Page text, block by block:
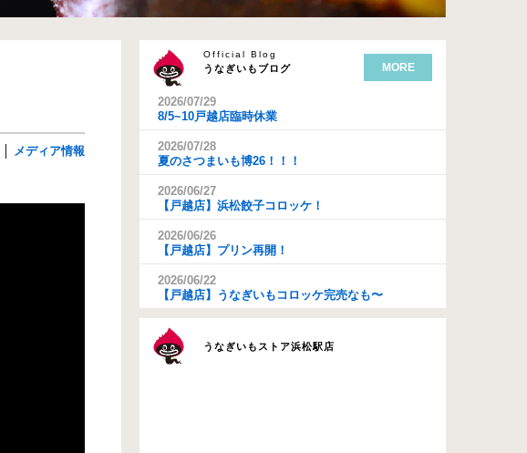
メディア情報
うなぎいもブログ
Official Blog
MORE
2026/07/29
8/5~10戸越店臨時休業
2026/07/28
夏のさつまいも博26！！！
2026/06/27
【戸越店】浜松餃子コロッケ！
2026/06/26
【戸越店】プリン再開！
2026/06/22
【戸越店】うなぎいもコロッケ完売なも〜
うなぎいもストア浜松駅店